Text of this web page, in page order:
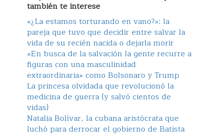
también te interese
«¿La estamos torturando en vano?»: la
pareja que tuvo que decidir entre salvar la
vida de su recién nacida o dejarla morir
«En busca de la salvación la gente recurre a
figuras con una masculinidad
extraordinaria» como Bolsonaro y Trump
La princesa olvidada que revolucionó la
medicina de guerra (y salvó cientos de
vidas)
Natalia Bolívar, la cubana aristócrata que
luchó para derrocar el gobierno de Batista